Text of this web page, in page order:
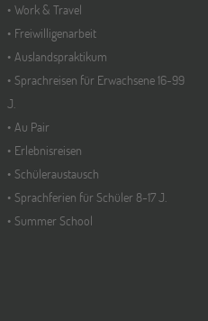
Work & Travel
Freiwilligenarbeit
Auslandspraktikum
Sprachreisen für Erwachsene 16-99
J.
Au Pair
Erlebnisreisen
Schüleraustausch
Sprachferien für Schüler 8-17 J.
Summer School